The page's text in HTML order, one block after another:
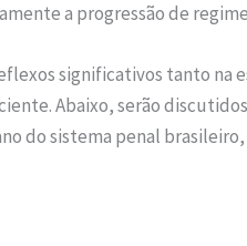
a progressão de
significativos tanto
Abaixo, serão
do sistema penal